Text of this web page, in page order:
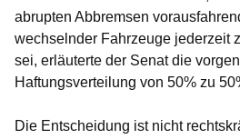
abrupten Abbremsen
wechselnder Fahrzeuge jederzeit
sei, erläuterte der Senat die
Haftungsverteilung von 50% zu
Die Entscheidung ist nicht